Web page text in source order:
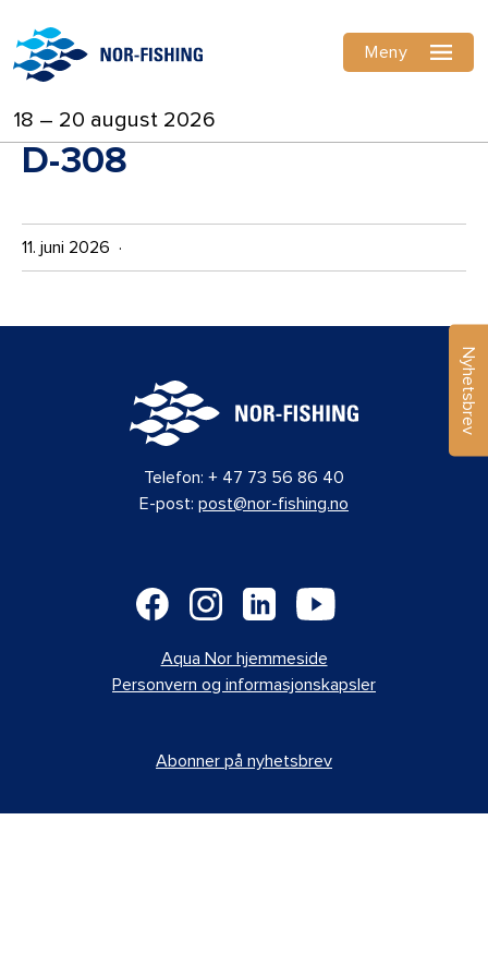
18 – 20 august 2026
Meny
D-308
11. juni 2026 ·
Nyhetsbrev
Telefon: + 47 73 56 86 40
E-post: post@nor-fishing.no
Aqua Nor hjemmeside
Personvern og informasjonskapsler
Abonner på nyhetsbrev